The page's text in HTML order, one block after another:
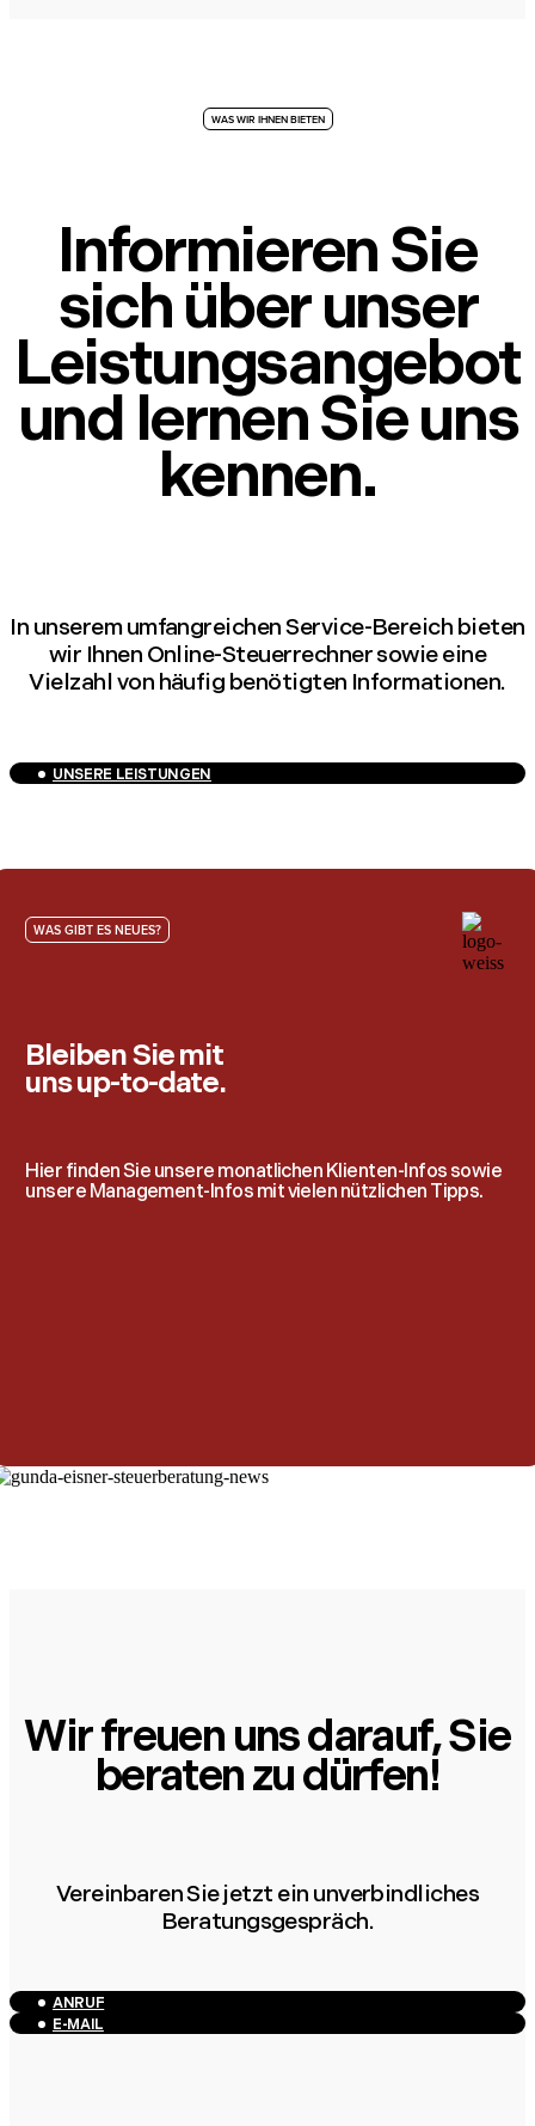
WAS WIR IHNEN BIETEN
Informieren Sie
sich über unser
Leistungsangebot
und lernen Sie uns
kennen.
In unserem umfangreichen Service-Bereich bieten
wir Ihnen Online-Steuerrechner sowie eine
Vielzahl von häufig benötigten Informationen.
UNSERE LEISTUNGEN
WAS GIBT ES NEUES?
Bleiben Sie mit
uns up-to-date.
Hier finden Sie unsere monatlichen Klienten-Infos sowie
unsere Management-Infos mit vielen nützlichen Tipps.
Wir freuen uns darauf, Sie
beraten zu dürfen!
Vereinbaren Sie jetzt ein unverbindliches
Beratungsgespräch.
ANRUF
E-MAIL